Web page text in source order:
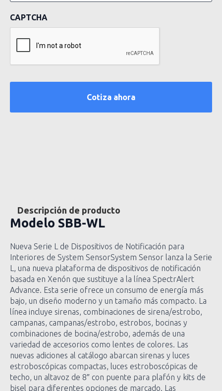
CAPTCHA
Descripción de producto
Modelo SBB-WL
Nueva Serie L de Dispositivos de Notificación para
Interiores de System SensorSystem Sensor lanza la Serie
L, una nueva plataforma de dispositivos de notificación
basada en Xenón que sustituye a la línea SpectrAlert
Advance. Esta serie ofrece un consumo de energía más
bajo, un diseño moderno y un tamaño más compacto. La
línea incluye sirenas, combinaciones de sirena/estrobo,
campanas, campanas/estrobo, estrobos, bocinas y
combinaciones de bocina/estrobo, además de una
variedad de accesorios como lentes de colores. Las
nuevas adiciones al catálogo abarcan sirenas y luces
estroboscópicas compactas, luces estroboscópicas de
techo, un altavoz de 8″ con puente para plafón y kits de
bisel para diferentes opciones de marcado. Las